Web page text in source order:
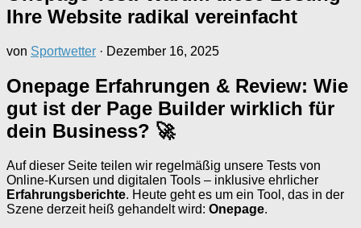
Ihre Website radikal vereinfacht
von Sportwetter · Dezember 16, 2025
Onepage Erfahrungen & Review: Wie
gut ist der Page Builder wirklich für
dein Business? 🚀
Auf dieser Seite teilen wir regelmäßig unsere Tests von
Online-Kursen und digitalen Tools – inklusive ehrlicher
Erfahrungsberichte. Heute geht es um ein Tool, das in der
Szene derzeit heiß gehandelt wird: Onepage.